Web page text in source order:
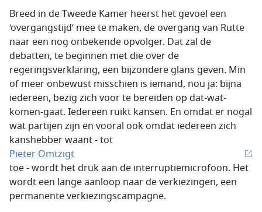
Breed in de Tweede Kamer heerst het gevoel een
‘overgangstijd’ mee te maken, de overgang van Rutte
naar een nog onbekende opvolger. Dat zal de
debatten, te beginnen met die over de
regeringsverklaring, een bijzondere glans geven. Min
of meer onbewust misschien is iemand, nou ja: bijna
iedereen, bezig zich voor te bereiden op dat-wat-
komen-gaat. Iedereen ruikt kansen. En omdat er nogal
wat partijen zijn en vooral ook omdat iedereen zich
kanshebber waant - tot
Pieter Omtzigt
toe - wordt het druk aan de interruptiemicrofoon. Het
wordt een lange aanloop naar de verkiezingen, een
permanente verkiezingscampagne.